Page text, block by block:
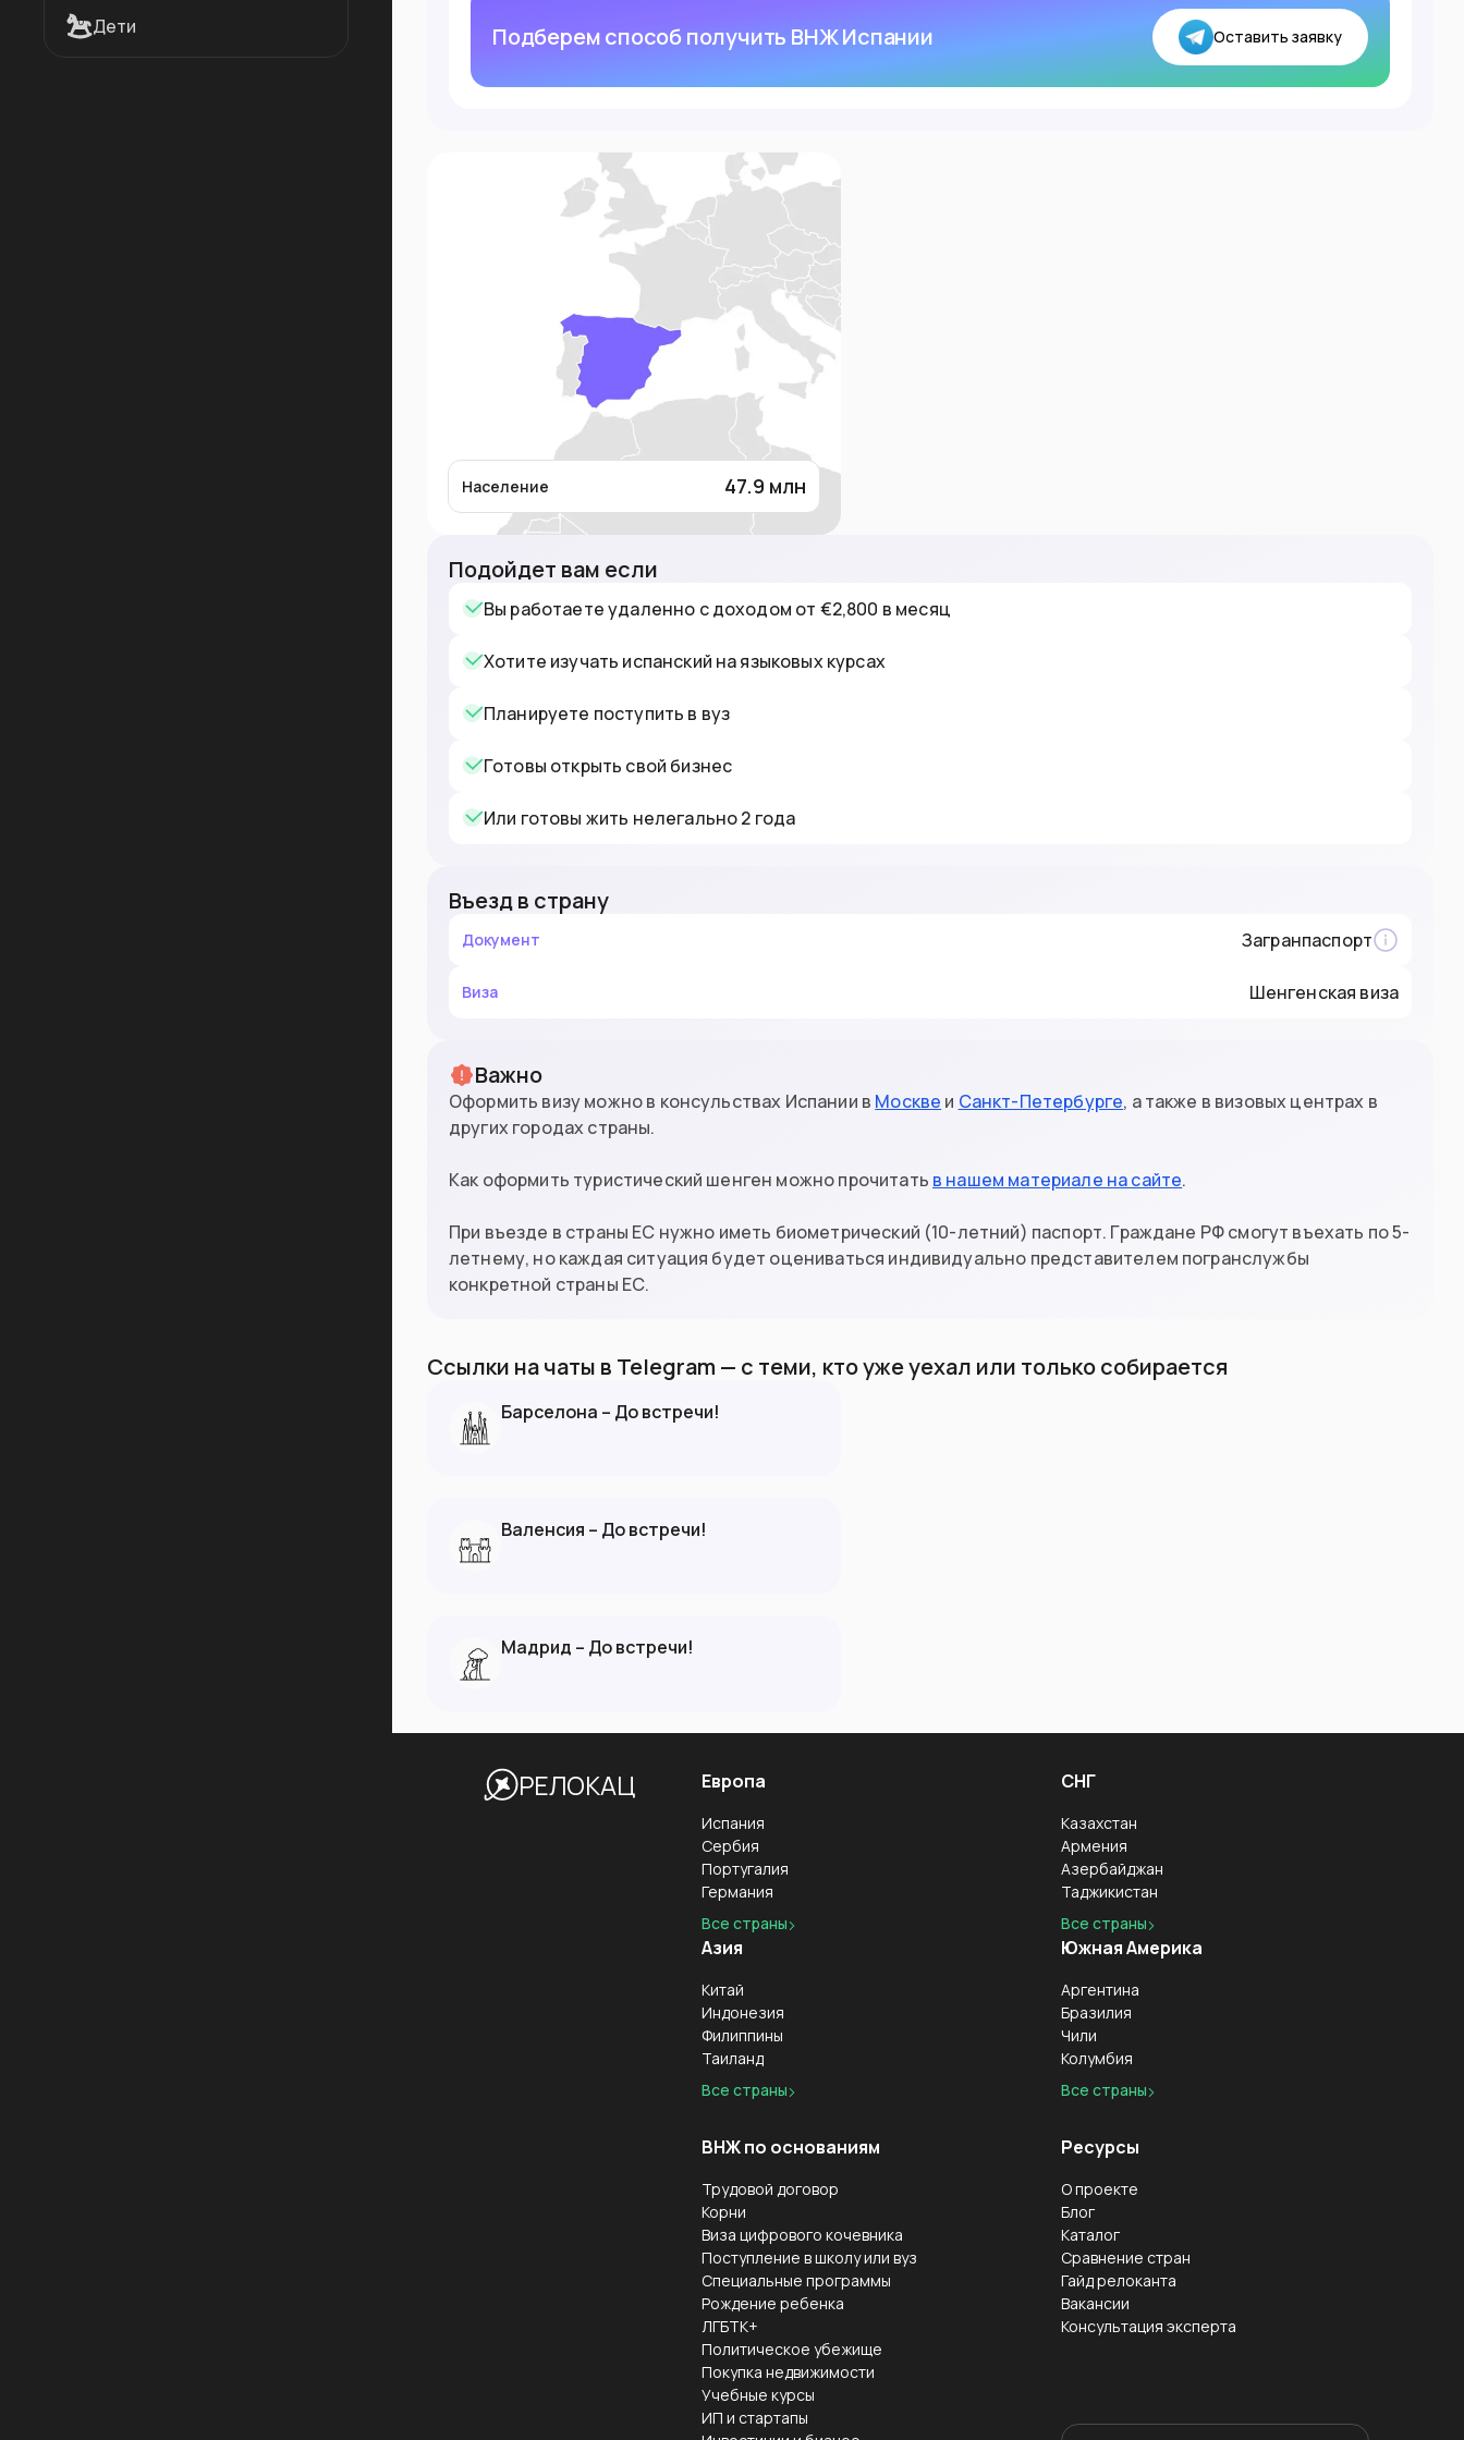
Дети Подберем способ получить ВНЖ Испании Оставить заявку
Население 47.9 млн
Подойдет вам если
Вы работаете удаленно с доходом от €2,800 в месяц
Хотите изучать испанский на языковых курсах
Планируете поступить в вуз
Готовы открыть свой бизнес
Или готовы жить нелегально 2 года
Въезд в страну
Документ Загранпаспорт
Виза Шенгенская виза
Важно
Оформить визу можно в консульствах Испании в Москве и Санкт-Петербурге, а также в визовых центрах в
других городах страны.
Как оформить туристический шенген можно прочитать в нашем материале на сайте.
При въезде в страны ЕС нужно иметь биометрический (10-летний) паспорт. Граждане РФ смогут въехать по 5-
летнему, но каждая ситуация будет оцениваться индивидуально представителем погранслужбы
конкретной страны ЕС.
Ссылки на чаты в Telegram — с теми, кто уже уехал или только собирается
Барселона – До встречи!
Валенсия – До встречи!
Мадрид – До встречи!
РЕЛОКАЦ Европа
Испания
Сербия
Португалия
Германия
Все страны
Азия
Китай
Индонезия
Филиппины
Таиланд
Все страны
СНГ
Казахстан
Армения
Азербайджан
Таджикистан
Все страны
Южная Америка
Аргентина
Бразилия
Чили
Колумбия
Все страны
ВНЖ по основаниям
Трудовой договор
Корни
Виза цифрового кочевника
Поступление в школу или вуз
Специальные программы
Рождение ребенка
ЛГБТК+
Политическое убежище
Покупка недвижимости
Учебные курсы
ИП и стартапы
Ресурсы
О проекте
Блог
Каталог
Сравнение стран
Гайд релоканта
Вакансии
Консультация эксперта